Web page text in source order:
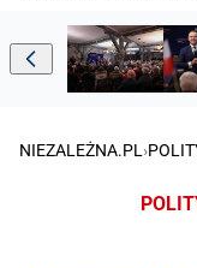
NIEZALEŻNA.PL›